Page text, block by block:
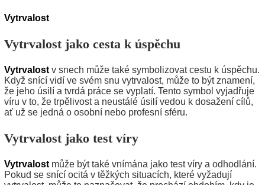
Vytrvalost
Vytrvalost jako cesta k úspěchu
Vytrvalost v snech může také symbolizovat cestu k úspěchu.
Když snící vidí ve svém snu vytrvalost, může to být znamení,
že jeho úsilí a tvrdá práce se vyplatí. Tento symbol vyjadřuje
víru v to, že trpělivost a neustálé úsilí vedou k dosažení cílů,
ať už se jedná o osobní nebo profesní sféru.
Vytrvalost jako test víry
Vytrvalost může být také vnímána jako test víry a odhodlání.
Pokud se snící ocitá v těžkých situacích, které vyžadují